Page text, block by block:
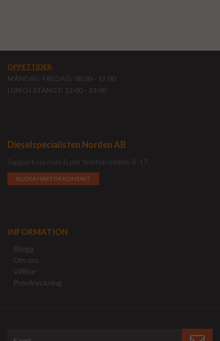
ÖPPETTIDER:
MÅNDAG-FREDAG: 08:00 - 17:00
LUNCH STÄNGT: 12:00 - 13:00
Dieselspecialisten Norden AB
Support via mail & per telefon mellan 8-17.
KLICKA HÄR FÖR KONTAKT
INFORMATION
Blogg
Om oss
Villkor
Provtryckning